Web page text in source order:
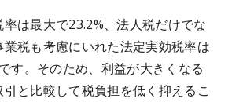
は最大で23.2%、法人税だけでな
業税も考慮にいれた法定実効税率は
す。そのため、利益が大きくなる
と比較して税負担を低く抑えるこ